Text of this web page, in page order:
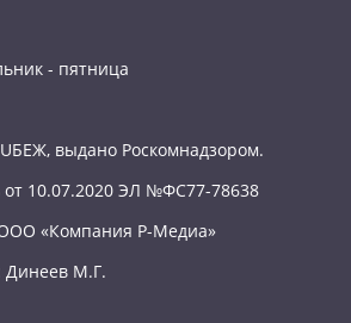
- пятница
выдано Роскомнадзором.
от 10.07.2020 ЭЛ №ФС77-78638
«Компания Р-Медиа»
Динеев М.Г.